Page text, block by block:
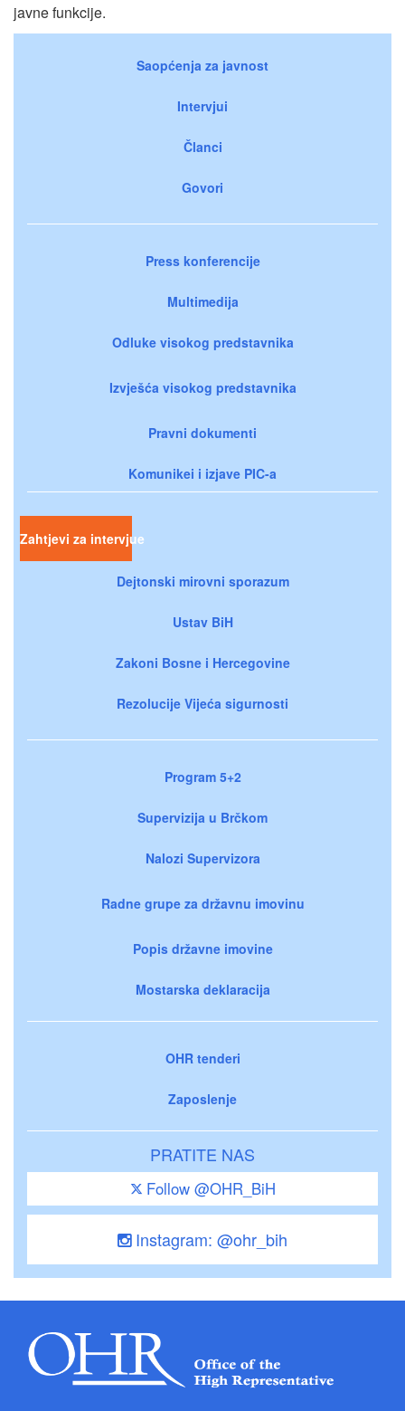
javne funkcije.
Saopćenja za javnost
Intervjui
Članci
Govori
Press konferencije
Multimedija
Odluke visokog predstavnika
Izvješća visokog predstavnika
Pravni dokumenti
Komunikei i izjave PIC-a
Zahtjevi za intervjue
Dejtonski mirovni sporazum
Ustav BiH
Zakoni Bosne i Hercegovine
Rezolucije Vijeća sigurnosti
Program 5+2
Supervizija u Brčkom
Nalozi Supervizora
Radne grupe za državnu imovinu
Popis državne imovine
Mostarska deklaracija
OHR tenderi
Zaposlenje
PRATITE NAS
Follow @OHR_BiH
Instagram: @ohr_bih